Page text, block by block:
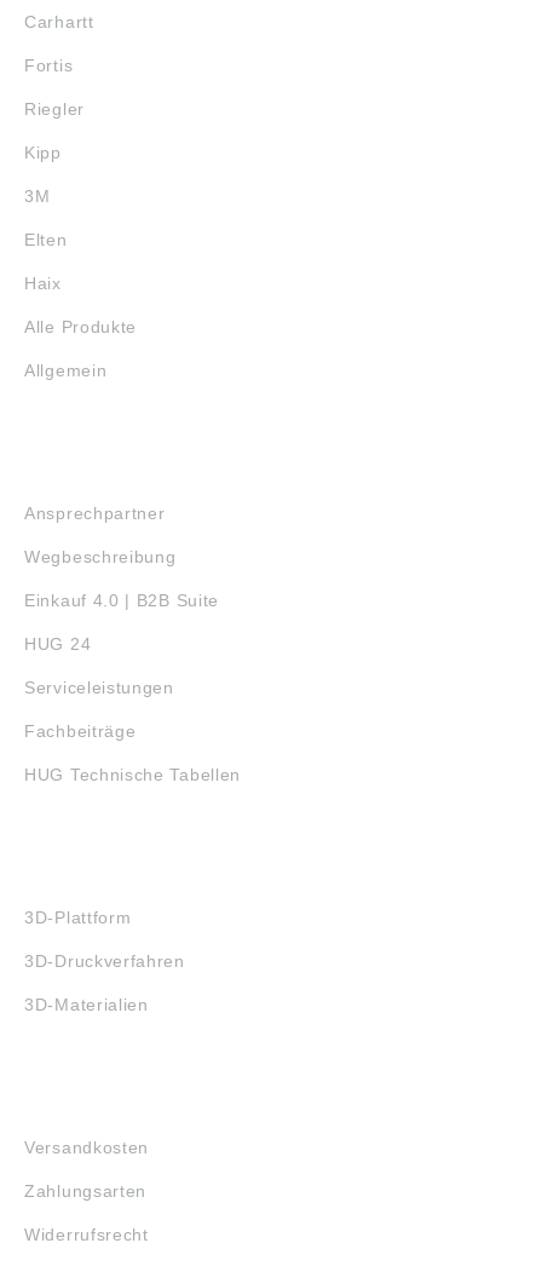
Carhartt
Fortis
Riegler
Kipp
3M
Elten
Haix
Alle Produkte
Allgemein
Ansprechpartner
Wegbeschreibung
Einkauf 4.0 | B2B Suite
HUG 24
Serviceleistungen
Fachbeiträge
HUG Technische Tabellen
3D-Plattform
3D-Druckverfahren
3D-Materialien
Versandkosten
Zahlungsarten
Widerrufsrecht